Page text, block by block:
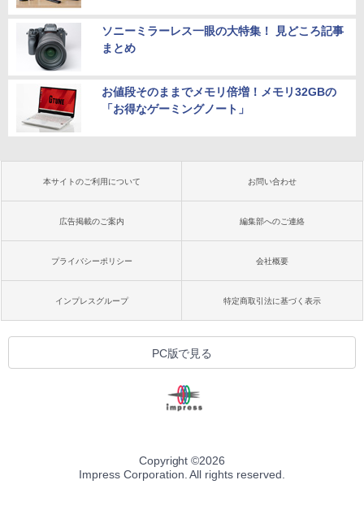
ソニーミラーレス一眼の大特集！ 見どころ記事
まとめ
お値段そのままでメモリ倍増！メモリ32GBの
「お得なゲーミングノート」
本サイトのご利用について お問い合わせ
広告掲載のご案内 編集部へのご連絡
プライバシーポリシー 会社概要
インプレスグループ 特定商取引法に基づく表示
PC版で見る
Copyright ©2026
Impress Corporation. All rights reserved.